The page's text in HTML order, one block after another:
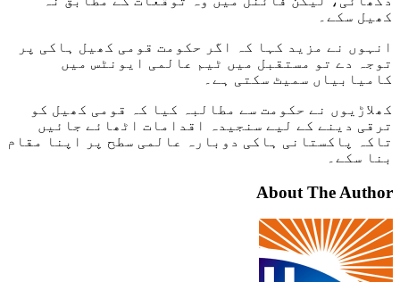
کھیل سکے۔
انہوں نے مزید کہا کہ اگر حکومت قومی کھیل ہاکی پر
توجہ دے تو مستقبل میں ٹیم عالمی ایونٹس میں
کامیابیاں سمیٹ سکتی ہے۔
کھلاڑیوں نے حکومت سے مطالبہ کیا کہ قومی کھیل کو
ترقی دینے کے لیے سنجیدہ اقدامات اٹھائے جائیں
تاکہ پاکستانی ہاکی دوبارہ عالمی سطح پر اپنا مقام
بنا سکے۔
About The Author